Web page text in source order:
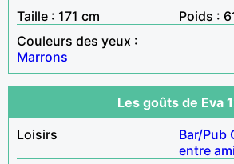
Taille : 171 cm
Poids :
Couleurs des yeux :
Marrons
Les goûts de Eva
Loisirs
Bar/Pub
entre